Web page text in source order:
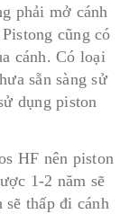
phải mở cánh
cũng có
cánh. Có loại
sẵn sàng sử
dụng piston
HF nên piston
1-2 năm sẽ
thấp đi cánh